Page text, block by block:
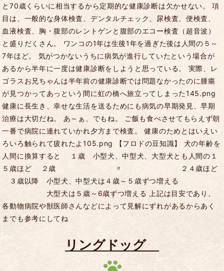
と70歳くらいに相当するから定期的な健康診断は欠かせない。 項
目は、一般的な身体検査、デンタルチェック、尿検査、便検査、
血液検査、胸・腹部のレントゲンと腹部のエコー検査（超音波）
と盛りだくさん。 ワンコの1年は生後1年を過ぎた後は人間の５～
7年ほど。 気がつかないうちに病気が進行していたという場合が
あるから半年に一度は健康診断をしようと思っている。 実際、レ
ゴラスお兄ちゃんは半年前の健康診断では問題なかったのに腫瘍
が見つかってあっという間に虹の橋へ旅立ってしまった145.png
健康に長生き、幸せな生活を送るためにも病気の早期発見、早期
治療は大切だね。 あ～ぁ、でもね。 ご飯も食べさせてもらえず朝
一番で病院に連れていかれ夕方まで検査。 健康のためとはいえい
ろいろ触られて疲れたよ105.png 【フロドの豆知識】 犬の年齢を
人間に換算すると １歳 小型犬、中型犬、大型犬とも人間の１
５歳ほど ２歳 〃 ２４歳ほど
３歳以降 小型犬、中型犬は４歳～５歳ずつ増える
大型犬は５歳～6歳ずつ増える 上記は目安であり、
各動物病院や獣医師さんなどによって見解にずれがあるからあく
までも参考にしてね
リングドッグ